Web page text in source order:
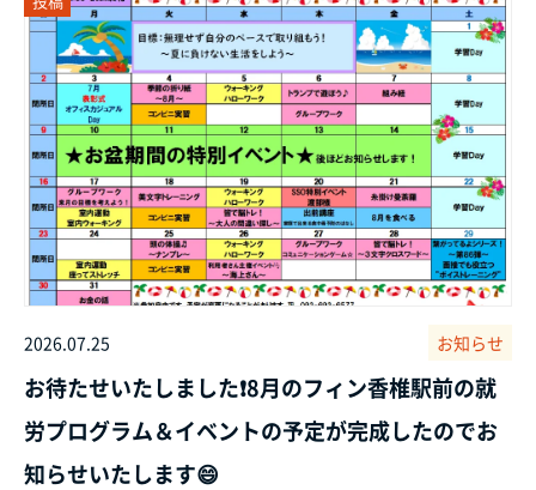
2026.07.25 お知らせ
お待たせいたしました❗8月のフィン香椎駅前の就
労プログラム＆イベントの予定が完成したのでお
知らせいたします😄